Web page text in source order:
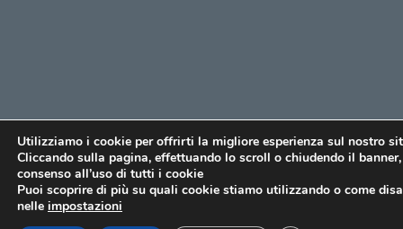
Utilizziamo i cookie per offrirti la migliore esperienza sul nostro
Cliccando sulla pagina, effettuando lo scroll o chiudendo il
consenso all’uso di tutti i cookie
Puoi scoprire di più su quali cookie stiamo utilizzando o come
nelle impostazioni